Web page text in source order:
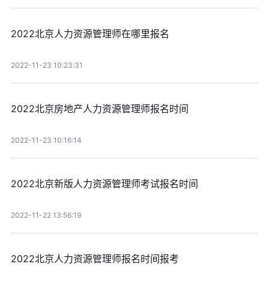
2022北京人力资源管理师在哪里报名
2022-11-23 10:23:31
2022北京房地产人力资源管理师报名时间
2022-11-23 10:16:14
2022北京新版人力资源管理师考试报名时间
2022-11-22 13:56:19
2022北京人力资源管理师报名时间报考